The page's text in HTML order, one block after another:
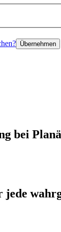
Übernehmen
bei